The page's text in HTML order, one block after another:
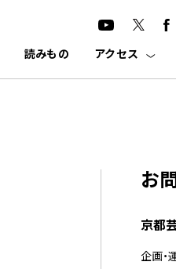
読みもの アクセス
お
京都
企画